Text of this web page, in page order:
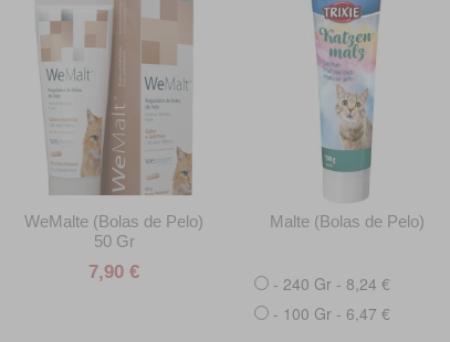
WeMalte (Bolas de Pelo)
50 Gr
7,90 €
Malte (Bolas de Pelo)
- 240 Gr - 8,24 €
- 100 Gr - 6,47 €